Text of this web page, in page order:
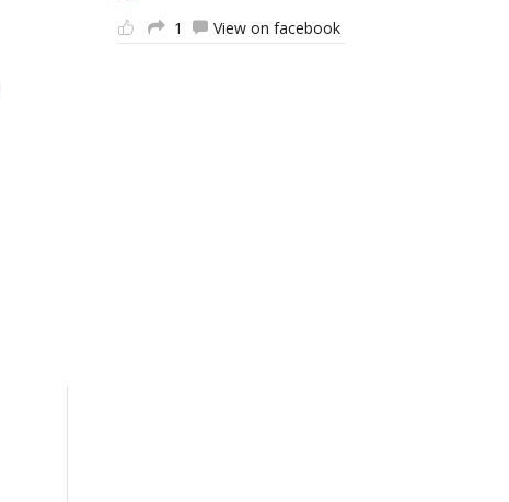
1 View on facebook